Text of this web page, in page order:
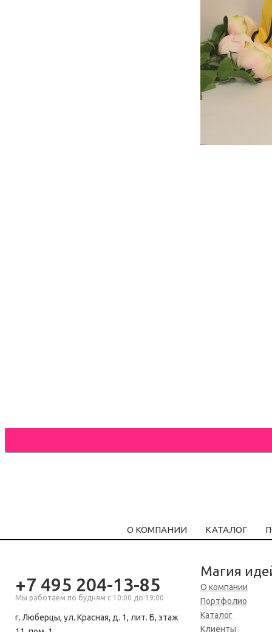
О КОМПАНИИ КАТАЛОГ
+7 495 204-13-85
Мы работаем по будням с 10:00 до 19:00
г. Люберцы, ул. Красная, д. 1, лит. Б, этаж
Магия
О компании
Портфолио
Каталог
Клиенты